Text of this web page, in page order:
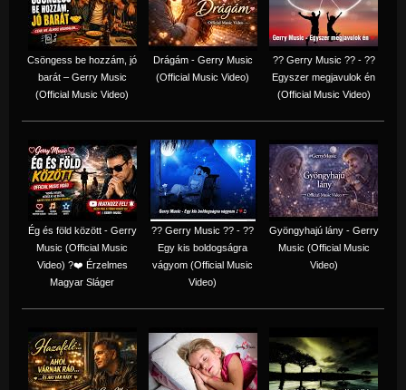
Csöngess be hozzám, jó
barát – Gerry Music
(Official Music Video)
Drágám - Gerry Music
(Official Music Video)
?? Gerry Music ?? - ??
Egyszer megjavulok én
(Official Music Video)
Ég és föld között - Gerry
Music (Official Music
Video) ?❤️ Érzelmes
Magyar Sláger
?? Gerry Music ?? - ??
Egy kis boldogságra
vágyom (Official Music
Video)
Gyöngyhajú lány - Gerry
Music (Official Music
Video)